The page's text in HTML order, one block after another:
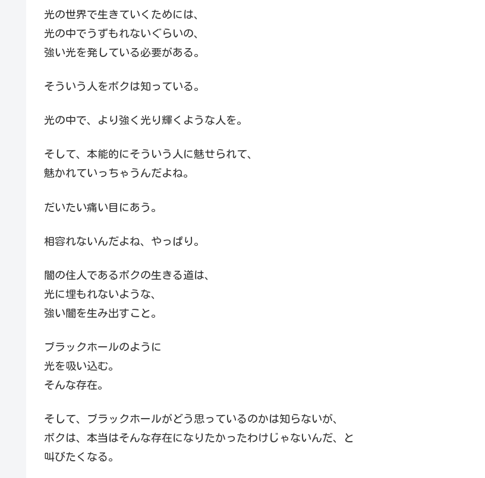
光の世界で生きていくためには、
光の中でうずもれないぐらいの、
強い光を発している必要がある。
そういう人をボクは知っている。
光の中で、より強く光り輝くような人を。
そして、本能的にそういう人に魅せられて、
魅かれていっちゃうんだよね。
だいたい痛い目にあう。
相容れないんだよね、やっぱり。
闇の住人であるボクの生きる道は、
光に埋もれないような、
強い闇を生み出すこと。
ブラックホールのように
光を吸い込む。
そんな存在。
そして、ブラックホールがどう思っているのかは知らないが、
ボクは、本当はそんな存在になりたかったわけじゃないんだ、と
叫びたくなる。